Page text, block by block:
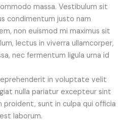
massa. Vestibulum sit
condimentum justo nam
non euismod mi maximus sit
lectus in viverra ullamcorper,
nec fermentum ligula urna id
in voluptate velit
nulla pariatur excepteur sint
sunt in culpa qui officia
laborum.